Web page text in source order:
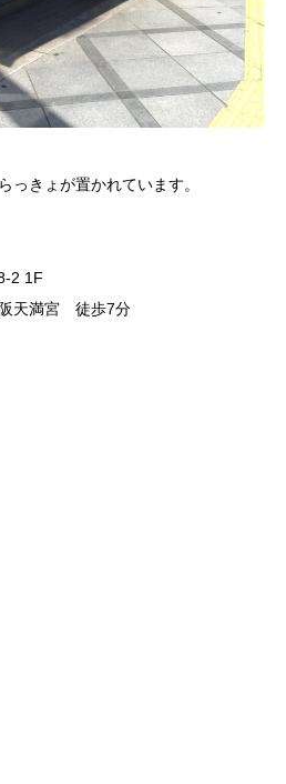
っきょが置かれています。
2 1F
阪天満宮 徒歩7分